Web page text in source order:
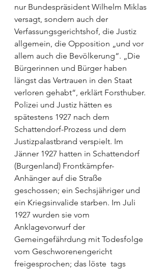
nur Bundespräsident Wilhelm Miklas
versagt, sondern auch der
Verfassungsgerichtshof, die Justiz
allgemein, die Opposition „und vor
allem auch die Bevölkerung“. „Die
Bürgerinnen und Bürger haben
längst das Vertrauen in den Staat
verloren gehabt“, erklärt Forsthuber.
Polizei und Justiz hätten es
spätestens 1927 nach dem
Schattendorf-Prozess und dem
Justizpalastbrand verspielt. Im
Jänner 1927 hatten in Schattendorf
(Burgenland) Frontkämpfer-
Anhänger auf die Straße
geschossen; ein Sechsjähriger und
ein Kriegsinvalide starben. Im Juli
1927 wurden sie vom
Anklagevorwurf der
Gemeingefährdung mit Todesfolge
vom Geschworenengericht
freigesprochen; das löste  tags